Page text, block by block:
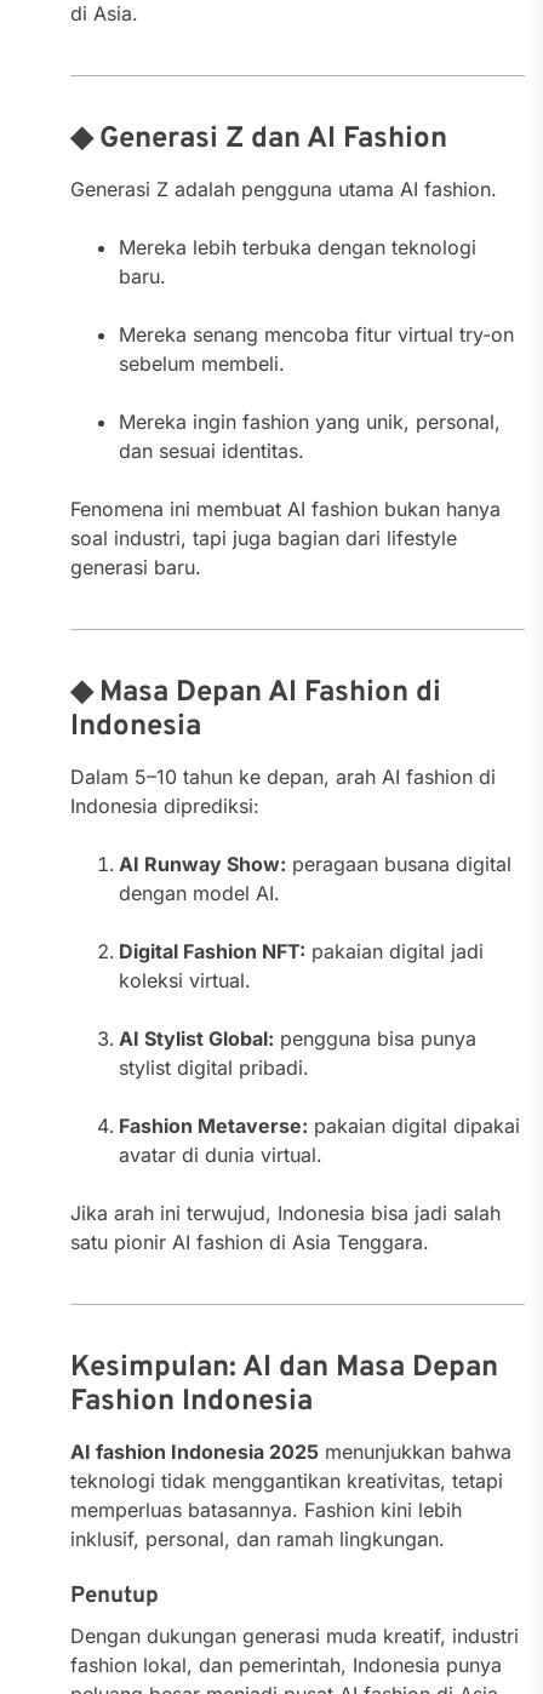
di Asia.
◆ Generasi Z dan AI Fashion
Generasi Z adalah pengguna utama AI fashion.
Mereka lebih terbuka dengan teknologi
baru.
Mereka senang mencoba fitur virtual try-on
sebelum membeli.
Mereka ingin fashion yang unik, personal,
dan sesuai identitas.
Fenomena ini membuat AI fashion bukan hanya
soal industri, tapi juga bagian dari lifestyle
generasi baru.
◆ Masa Depan AI Fashion di
Indonesia
Dalam 5–10 tahun ke depan, arah AI fashion di
Indonesia diprediksi:
AI Runway Show: peragaan busana digital
dengan model AI.
Digital Fashion NFT: pakaian digital jadi
koleksi virtual.
AI Stylist Global: pengguna bisa punya
stylist digital pribadi.
Fashion Metaverse: pakaian digital dipakai
avatar di dunia virtual.
Jika arah ini terwujud, Indonesia bisa jadi salah
satu pionir AI fashion di Asia Tenggara.
Kesimpulan: AI dan Masa Depan
Fashion Indonesia
AI fashion Indonesia 2025menunjukkan bahwa
teknologi tidak menggantikan kreativitas, tetapi
memperluas batasannya. Fashion kini lebih
inklusif, personal, dan ramah lingkungan.
Penutup
Dengan dukungan generasi muda kreatif, industri
fashion lokal, dan pemerintah, Indonesia punya